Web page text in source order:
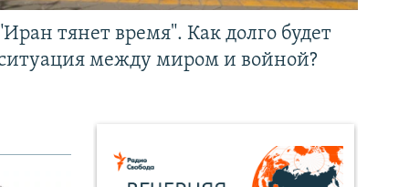
тянет время". Как долго будет
между миром и войной?